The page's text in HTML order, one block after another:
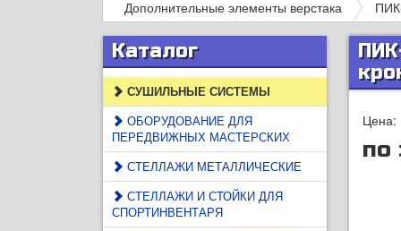
Дополнительные элементы верстака
Каталог
СУШИЛЬНЫЕ СИСТЕМЫ
ОБОРУДОВАНИЕ ДЛЯ
ПЕРЕДВИЖНЫХ МАСТЕРСКИХ
СТЕЛЛАЖИ МЕТАЛЛИЧЕСКИЕ
СТЕЛЛАЖИ И СТОЙКИ ДЛЯ
СПОРТИНВЕНТАРЯ
Цена:
по